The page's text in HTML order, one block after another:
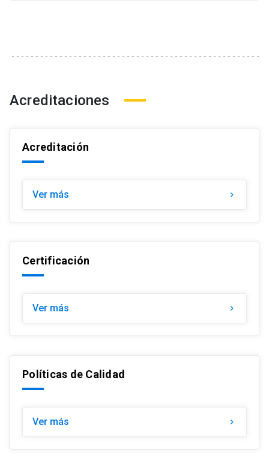
Acreditaciones
Acreditación
Ver más keyboard_arrow_right
Certificación
Ver más keyboard_arrow_right
Políticas de Calidad
Ver más keyboard_arrow_right